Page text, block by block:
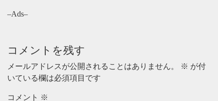
–Ads–
コメントを残す
メールアドレスが公開されることはありません。 ※ が付
いている欄は必須項目です
コメント ※